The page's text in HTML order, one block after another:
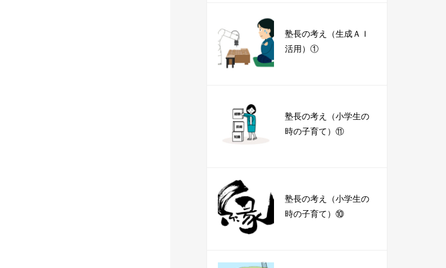
塾長の考え（生成ＡＩ
活用）①
塾長の考え（小学生の
時の子育て）⑪
塾長の考え（小学生の
時の子育て）⑩